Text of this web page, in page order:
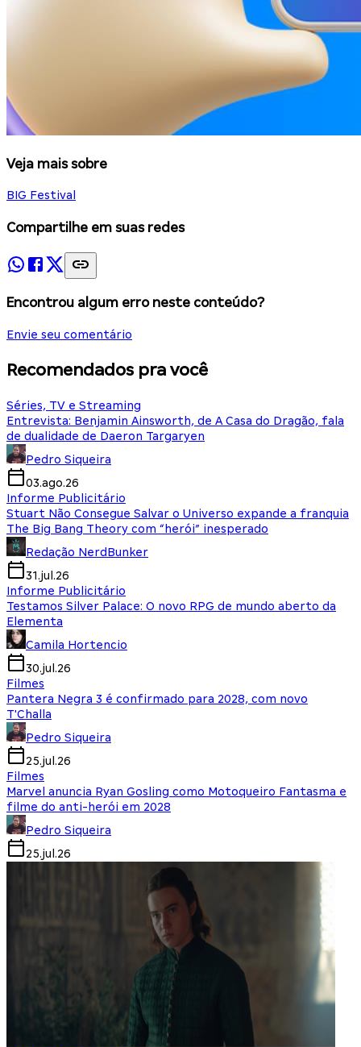
Veja mais sobre
BIG Festival
Compartilhe em suas redes
Encontrou algum erro neste conteúdo?
Envie seu comentário
Recomendados pra você
Séries, TV e Streaming
Entrevista: Benjamin Ainsworth, de A Casa do Dragão, fala
de dualidade de Daeron Targaryen
Pedro Siqueira
03.ago.26
Informe Publicitário
Stuart Não Consegue Salvar o Universo expande a franquia
The Big Bang Theory com “herói” inesperado
Redação NerdBunker
31.jul.26
Informe Publicitário
Testamos Silver Palace: O novo RPG de mundo aberto da
Elementa
Camila Hortencio
30.jul.26
Filmes
Pantera Negra 3 é confirmado para 2028, com novo
T'Challa
Pedro Siqueira
25.jul.26
Filmes
Marvel anuncia Ryan Gosling como Motoqueiro Fantasma e
filme do anti-herói em 2028
Pedro Siqueira
25.jul.26